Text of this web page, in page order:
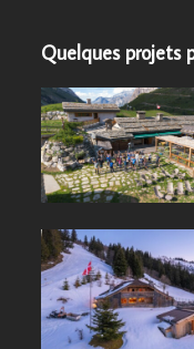
Quelques projets